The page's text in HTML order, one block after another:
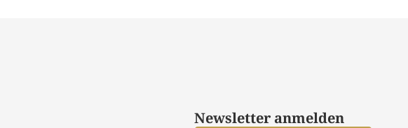
Newsletter anmelden